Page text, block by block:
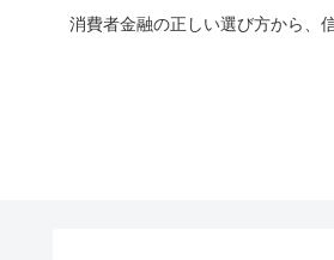
消費者金融の正しい選び方から、